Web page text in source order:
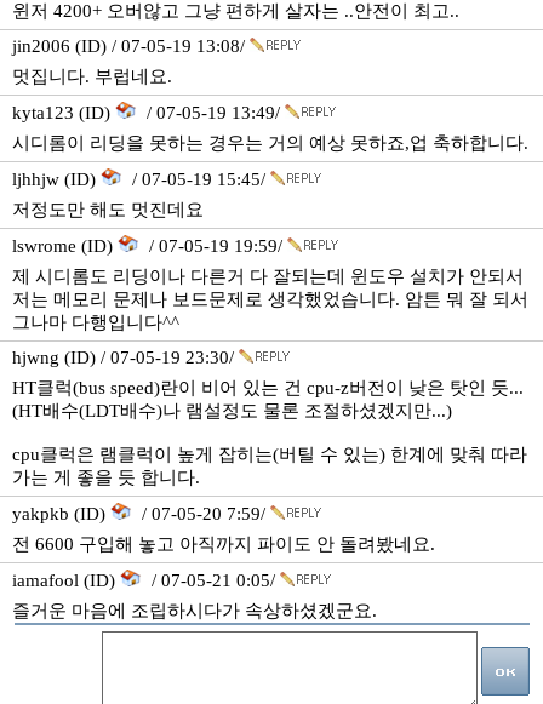
윈저 4200+ 오버않고 그냥 편하게 살자는 ..안전이 최고..
jin2006 (ID) / 07-05-19 13:08/
멋집니다. 부럽네요.
kyta123 (ID)
/ 07-05-19 13:49/
시디롬이 리딩을 못하는 경우는 거의 예상 못하죠,업 축하합니다.
ljhhjw (ID)
/ 07-05-19 15:45/
저정도만 해도 멋진데요
lswrome (ID)
/ 07-05-19 19:59/
제 시디롬도 리딩이나 다른거 다 잘되는데 윈도우 설치가 안되서
저는 메모리 문제나 보드문제로 생각했었습니다. 암튼 뭐 잘 되서
그나마 다행입니다^^
hjwng (ID) / 07-05-19 23:30/
HT클럭(bus speed)란이 비어 있는 건 cpu-z버전이 낮은 탓인 듯...
(HT배수(LDT배수)나 램설정도 물론 조절하셨겠지만...)
cpu클럭은 램클럭이 높게 잡히는(버틸 수 있는) 한계에 맞춰 따라
가는 게 좋을 듯 합니다.
yakpkb (ID)
/ 07-05-20 7:59/
전 6600 구입해 놓고 아직까지 파이도 안 돌려봤네요.
iamafool (ID)
/ 07-05-21 0:05/
즐거운 마음에 조립하시다가 속상하셨겠군요.